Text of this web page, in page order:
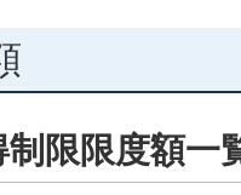
限限度額一